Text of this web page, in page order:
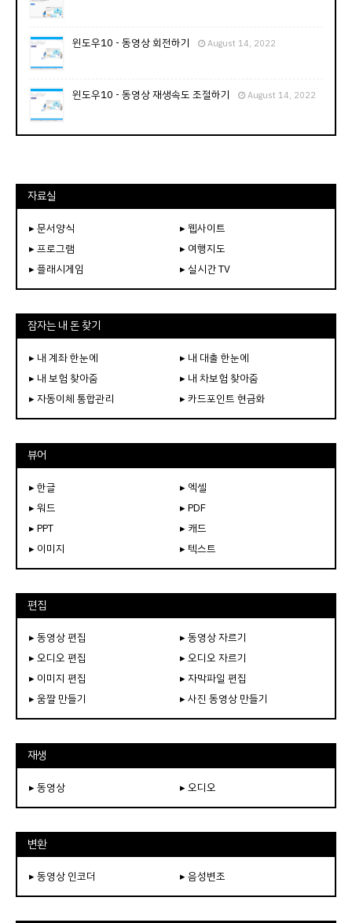
윈도우10 - 동영상 회전하기 August 14, 2022
윈도우10 - 동영상 재생속도 조절하기 August 14, 2022
자료실
▸ 문서양식
▸ 웹사이트
▸ 프로그램
▸ 여행지도
▸ 플래시게임
▸ 실시간 TV
잠자는 내 돈 찾기
▸ 내 계좌 한눈에
▸ 내 대출 한눈에
▸ 내 보험 찾아줌
▸ 내 차보험 찾아줌
▸ 자동이체 통합관리
▸ 카드포인트 현금화
뷰어
▸ 한글
▸ 엑셀
▸ 워드
▸ PDF
▸ PPT
▸ 캐드
▸ 이미지
▸ 텍스트
편집
▸ 동영상 편집
▸ 동영상 자르기
▸ 오디오 편집
▸ 오디오 자르기
▸ 이미지 편집
▸ 자막파일 편집
▸ 움짤 만들기
▸ 사진 동영상 만들기
재생
▸ 동영상 ▸ 오디오
변환
▸ 동영상 인코더 ▸ 음성변조